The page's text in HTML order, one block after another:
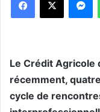
Le Crédit Agricole
récemment,
cycle de